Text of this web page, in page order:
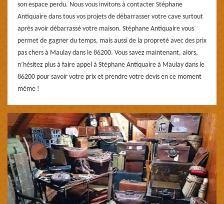
son espace perdu. Nous vous invitons à contacter Stéphane
Antiquaire dans tous vos projets de débarrasser votre cave surtout
après avoir débarrassé votre maison. Stéphane Antiquaire vous
permet de gagner du temps, mais aussi de la propreté avec des prix
pas chers à Maulay dans le 86200. Vous savez maintenant, alors,
n’hésitez plus à faire appel à Stéphane Antiquaire à Maulay dans le
86200 pour savoir votre prix et prendre votre devis en ce moment
même !